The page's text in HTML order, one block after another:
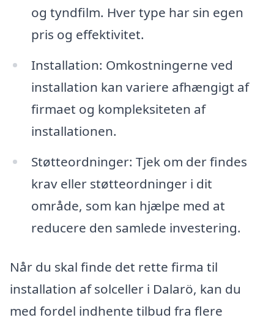
og tyndfilm. Hver type har sin egen
pris og effektivitet.
Installation: Omkostningerne ved
installation kan variere afhængigt af
firmaet og kompleksiteten af
installationen.
Støtteordninger: Tjek om der findes
krav eller støtteordninger i dit
område, som kan hjælpe med at
reducere den samlede investering.
Når du skal finde det rette firma til
installation af solceller i Dalarö, kan du
med fordel indhente tilbud fra flere